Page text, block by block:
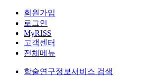
회원가입
로그인
MyRISS
고객센터
전체메뉴
학술연구정보서비스 검색